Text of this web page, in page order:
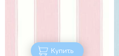
Купить